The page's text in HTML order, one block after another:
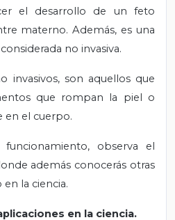
el desarrollo de un feto
materno. Además, es una
no invasiva.
invasivos, son aquellos que
que rompan la piel o
en el cuerpo.
observa el
además conocerás otras
la ciencia.
en la ciencia.